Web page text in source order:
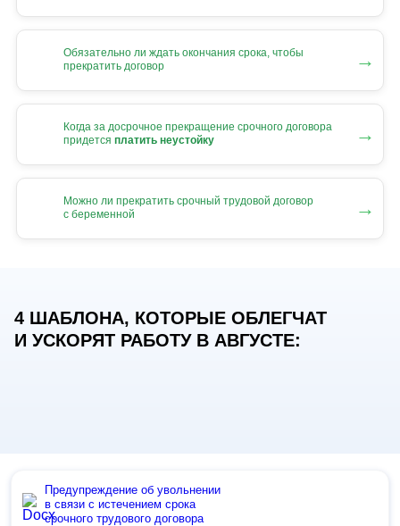
Обязательно ли ждать окончания срока, чтобы
прекратить договор
→
Когда за досрочное прекращение срочного договора
придется платить неустойку →
Можно ли прекратить срочный трудовой договор
с беременной
→
4 ШАБЛОНА, КОТОРЫЕ ОБЛЕГЧАТ
И УСКОРЯТ РАБОТУ В АВГУСТЕ:
Предупреждение об увольнении
в связи с истечением срока
срочного трудового договора